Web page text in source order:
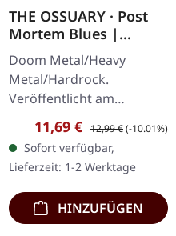
Preis:
THE OSSUARY · Post
Mortem Blues |
DIGIPAK CD
Doom Metal/Heavy
Metal/Hardrock.
Veröffentlicht am
17.02.2017, auf Supreme
Chaos Records. Limitierte
Erstauflage als Digipak.
Debüt-Album der…
Verkaufspreis:
11,69 € Regulärer Preis:
12,99 €(-10.01%)
Sofort verfügbar,
Lieferzeit: 1-2 Werktage
HINZUFÜGEN